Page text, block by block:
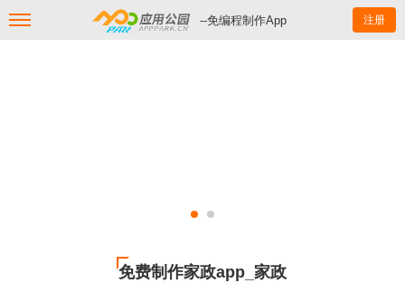
--免编程制作App 注册
免费制作家政app_家政